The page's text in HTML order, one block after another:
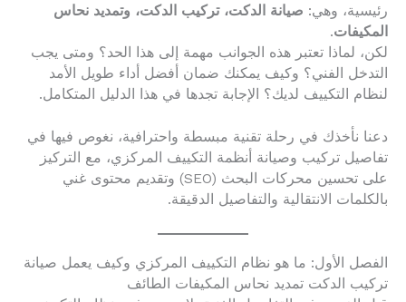
رئيسية، وهي: صيانة الدكت، تركيب الدكت، وتمديد نحاس
المكيفات.
لكن، لماذا تعتبر هذه الجوانب مهمة إلى هذا الحد؟ ومتى يجب
التدخل الفني؟ وكيف يمكنك ضمان أفضل أداء طويل الأمد
لنظام التكييف لديك؟ الإجابة تجدها في هذا الدليل المتكامل.
دعنا نأخذك في رحلة تقنية مبسطة واحترافية، نغوص فيها في
تفاصيل تركيب وصيانة أنظمة التكييف المركزي، مع التركيز
على تحسين محركات البحث (SEO) وتقديم محتوى غني
بالكلمات الانتقالية والتفاصيل الدقيقة.
الفصل الأول: ما هو نظام التكييف المركزي وكيف يعمل صيانة
تركيب الدكت تمديد نحاس المكيفات الطائف